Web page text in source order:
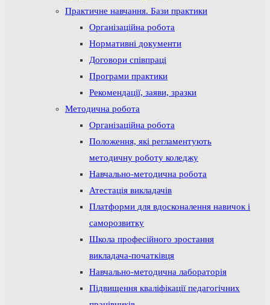
Практичне навчання. Бази практики
Організаційна робота
Нормативні документи
Договори співпраці
Програми практики
Рекомендації, заяви, зразки
Методична робота
Організаційна робота
Положення, які регламентують
методичну роботу коледжу
Навчально-методична робота
Атестація викладачів
Платформи для вдосконалення навичок і
саморозвитку
Школа професійного зростання
викладача-початківця
Навчально-методична лабораторія
Підвищення кваліфікації педагогічних